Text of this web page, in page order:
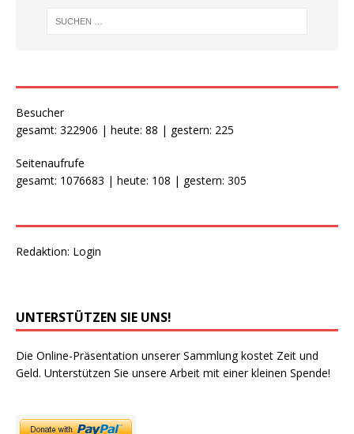
Besucher
gesamt: 322906 | heute: 88 | gestern: 225
Seitenaufrufe
gesamt: 1076683 | heute: 108 | gestern: 305
Redaktion: Login
UNTERSTÜTZEN SIE UNS!
Die Online-Präsentation unserer Sammlung kostet Zeit und
Geld. Unterstützen Sie unsere Arbeit mit einer kleinen Spende!